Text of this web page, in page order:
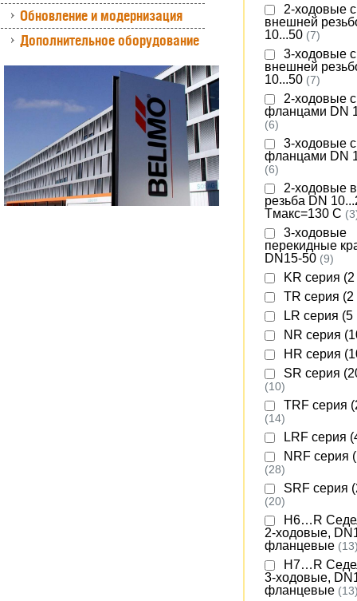
Обновление и модернизация
Дополнительное оборудование
2-ходовые с
внешней
10...50 (7)
3-ходовые с
внешней
10...50 (7)
2-ходовые с
фланцами DN
(6)
3-ходовые с
фланцами DN
(6)
2-ходовые
резьба DN
Tмакс=130 C
3-ходовые
перекидные
DN15-50 (9)
KR серия
TR серия
LR серия
NR серия
HR серия
SR серия
(10)
TRF серия
(14)
LRF серия
NRF серия
(28)
SRF серия
(20)
H6…R
2-ходовые,
фланцевые
H7…R
3-ходовые,
фланцевые